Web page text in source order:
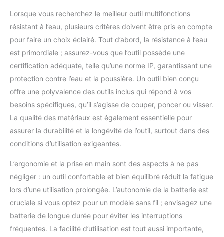
CABEZA DEL ALICATE NUNCA
especial de la cabeza del
alicate garantiza un rendimiento
óptimo después de un uso
repetido. El muelle triplemente
TRUSCEND se deformen
y las cabezas de los alicates
mantendrán permanentemente
un ajuste del 100% sin
aflojarse. Seguro que será su
duradero. ALTA
FUNCIONALIDAD - El alicate
TRUSCEND viene con su propio
cordón en espiral y mosquetón.
Diseñado para los pescadores
equipo, el equipo ofrece un
se puede confiar en incluso
diez años por venir
et une utilisation efficace. Solution Sécurisée pour Tous : Avec
ses options de clé triangle, carrée et pompier, cet outil
multifonction est conçu pour offrir un accès sécurisé et
dommages ou d'accès non autorisé. Large Application : Parfait
pour les techniciens, les services d'urgence, les gestionnaires
de bâtiments, et les propriétaires, cette clé en croix
universelle facilite l'accès aux zones nécessitant des clés
spécifiques comme les ascenseurs, les radiateurs, les
compteurs et plus encore, simplifiant la maintenance et les
Lorsque vous recherchez le meilleur outil multifonctions
résistant à l’eau, plusieurs critères doivent être pris en compte
pour faire un choix éclairé. Tout d’abord, la résistance à l’eau
est primordiale ; assurez-vous que l’outil possède une
certification adéquate, telle qu’une norme IP, garantissant une
protection contre l’eau et la poussière. Un outil bien conçu
offre une polyvalence des outils inclus qui répond à vos
besoins spécifiques, qu’il s’agisse de couper, poncer ou visser.
La qualité des matériaux est également essentielle pour
assurer la durabilité et la longévité de l’outil, surtout dans des
conditions d’utilisation exigeantes.
L’ergonomie et la prise en main sont des aspects à ne pas
négliger : un outil confortable et bien équilibré réduit la fatigue
lors d’une utilisation prolongée. L’autonomie de la batterie est
cruciale si vous optez pour un modèle sans fil ; envisagez une
batterie de longue durée pour éviter les interruptions
fréquentes. La facilité d’utilisation est tout aussi importante,